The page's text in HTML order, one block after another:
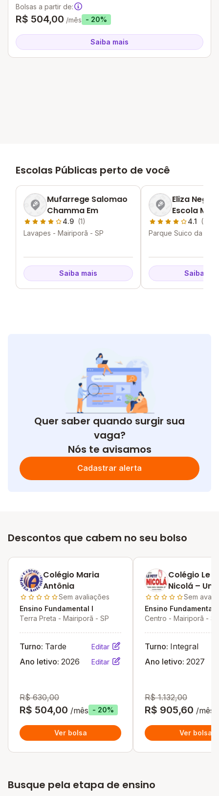
Bolsas a partir de:
R$ 504,00 /mês - 20%
Saiba mais
Escolas Públicas perto de você
Mufarrege Salomao
Chamma Em
4.9 (1)
Lavapes - Mairiporã - SP
Saiba mais
Eliza Negri
Escola
4.1 (2)
Parque Suico da
Saiba
Quer saber quando surgir sua
vaga?
Nós te avisamos
Cadastrar alerta
Descontos que cabem no seu bolso
Colégio Maria
Antônia
Sem avaliações
Ensino Fundamental I
Terra Preta - Mairiporã - SP
Turno: Tarde Editar
Ano letivo: 2026 Editar
R$ 630,00
R$ 504,00 /mês - 20%
Ver bolsa
Colégio Le
Nicolá –
Centro
Sem
Ensino Fundamental I
Centro - Mairiporã - SP
Turno: Integral
Ano letivo: 2027
R$ 1.132,00
R$ 905,60 /mês
Ver bolsa
Busque pela etapa de ensino